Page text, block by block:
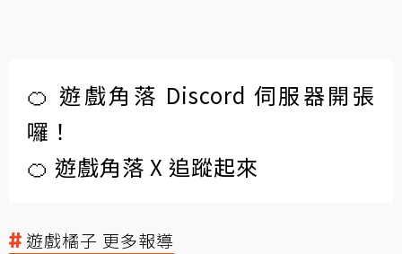
🍊 遊戲角落 Discord 伺服器開張
囉！
🍊 遊戲角落 X 追蹤起來
遊戲橘子 更多報導